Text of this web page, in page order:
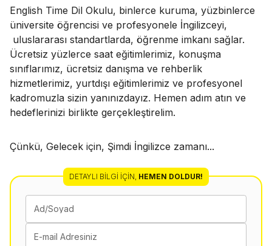
English Time Dil Okulu, binlerce kuruma, yüzbinlerce
üniversite öğrencisi ve profesyonele İngilizceyi,
uluslararası standartlarda, öğrenme imkanı sağlar.
Ücretsiz yüzlerce saat eğitimlerimiz, konuşma
sınıflarımız, ücretsiz danışma ve rehberlik
hizmetlerimiz, yurtdışı eğitimlerimiz ve profesyonel
kadromuzla sizin yanınızdayız. Hemen adım atın ve
hedeflerinizi birlikte gerçekleştirelim.
Çünkü, Gelecek için, Şimdi İngilizce zamanı...
DETAYLI BILGI İÇIN, HEMEN DOLDUR!
Ad/Soyad
E-mail Adresiniz